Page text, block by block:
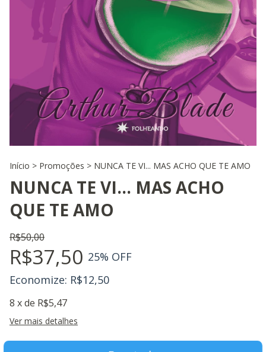
Início > Promoções > NUNCA TE VI... MAS ACHO QUE TE AMO
NUNCA TE VI... MAS ACHO
QUE TE AMO
R$50,00
R$37,50 25% OFF
Economize: R$12,50
8 x de R$5,47
Ver mais detalhes